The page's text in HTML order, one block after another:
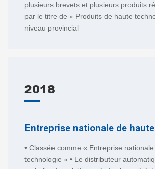
plusieurs brevets et plusieurs produits
par le titre de « Produits de haute
niveau provincial
2018
Entreprise nationale de
• Classée comme « Entreprise
technologie » • Le distributeur